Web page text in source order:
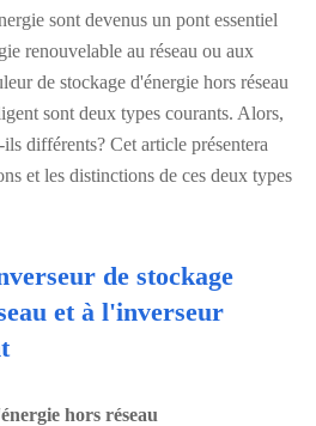
sont devenus un pont essentiel
renouvelable au réseau ou aux
de stockage d'énergie hors réseau
sont deux types courants. Alors,
différents? Cet article présentera
et les distinctions de ces deux types
de stockage
et à l'inverseur
hors réseau